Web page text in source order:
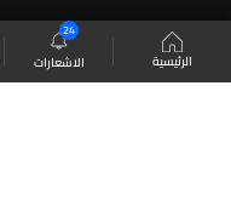
الرئيسية الاشعارات
24
موقع البرامج